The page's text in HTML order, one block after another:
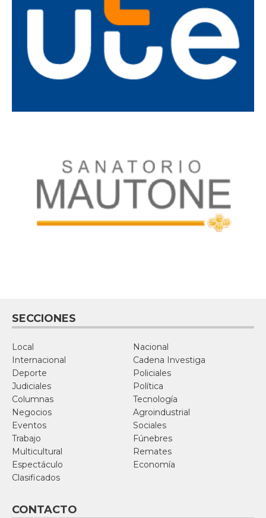
SECCIONES
Local
Nacional
Internacional
Cadena Investiga
Deporte
Policiales
Judiciales
Política
Columnas
Tecnología
Negocios
Agroindustrial
Eventos
Sociales
Trabajo
Fúnebres
Multicultural
Remates
Espectáculo
Economía
Clasificados
CONTACTO